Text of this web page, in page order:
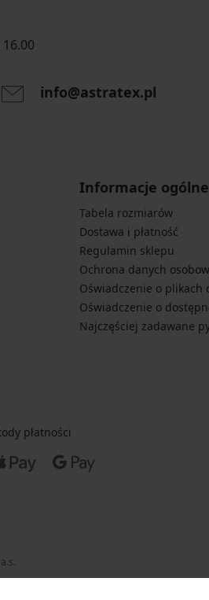
info@astratex.pl
Informacje ogólne
Tabela rozmiarów
Dostawa i płatność
Regulamin sklepu
Ochrona danych
Oświadczenie o plikach
Oświadczenie o
Najczęściej zadawane
płatności